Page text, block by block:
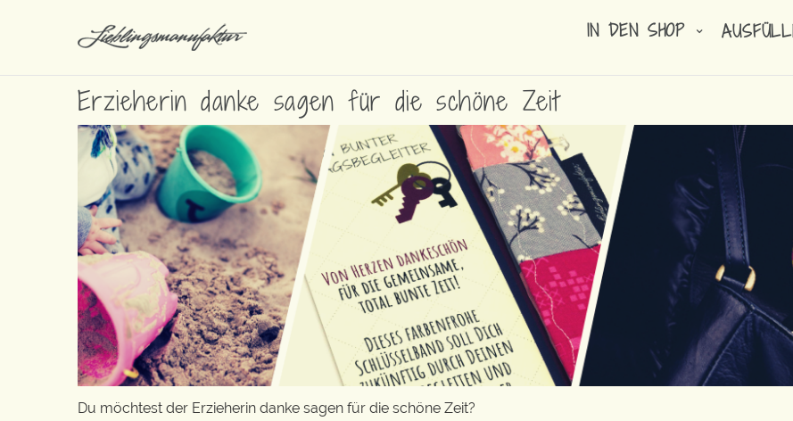
IN DEN SHOP
Erzieherin danke sagen für die schöne Zeit
Du möchtest der Erzieherin danke sagen für die schöne Zeit?